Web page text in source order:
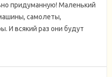
придуманную! Маленький
самолеты,
И всякий раз они будут